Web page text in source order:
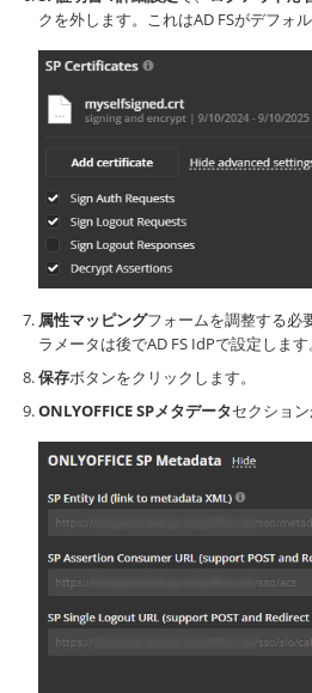
クを外します。これはAD FSがデフォ
属性マッピングフォームを調整する必
ラメータは後でAD FS IdPで設定します。
保存ボタンをクリックします。
ONLYOFFICE SPメタデータセクション